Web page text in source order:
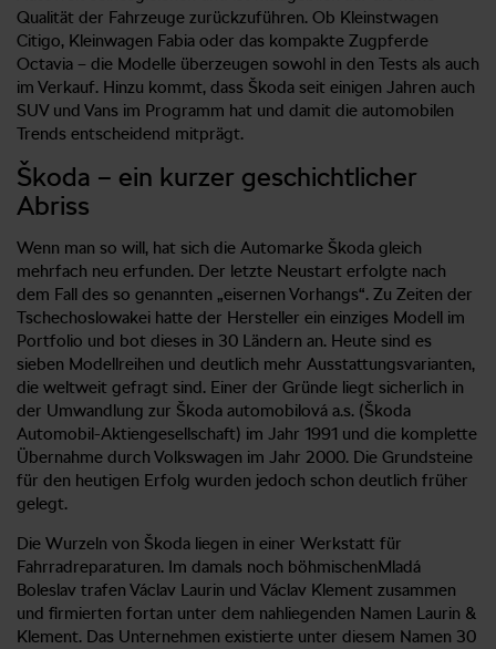
Qualität der Fahrzeuge zurückzuführen. Ob Kleinstwagen
Citigo, Kleinwagen Fabia oder das kompakte Zugpferde
Octavia – die Modelle überzeugen sowohl in den Tests als auch
im Verkauf. Hinzu kommt, dass Škoda seit einigen Jahren auch
SUV und Vans im Programm hat und damit die automobilen
Trends entscheidend mitprägt.
Škoda – ein kurzer geschichtlicher
Abriss
Wenn man so will, hat sich die Automarke Škoda gleich
mehrfach neu erfunden. Der letzte Neustart erfolgte nach
dem Fall des so genannten „eisernen Vorhangs“. Zu Zeiten der
Tschechoslowakei hatte der Hersteller ein einziges Modell im
Portfolio und bot dieses in 30 Ländern an. Heute sind es
sieben Modellreihen und deutlich mehr Ausstattungsvarianten,
die weltweit gefragt sind. Einer der Gründe liegt sicherlich in
der Umwandlung zur Škoda automobilová a.s. (Škoda
Automobil-Aktiengesellschaft) im Jahr 1991 und die komplette
Übernahme durch Volkswagen im Jahr 2000. Die Grundsteine
für den heutigen Erfolg wurden jedoch schon deutlich früher
gelegt.
Die Wurzeln von Škoda liegen in einer Werkstatt für
Fahrradreparaturen. Im damals noch böhmischenMladá
Boleslav trafen Václav Laurin und Václav Klement zusammen
und firmierten fortan unter dem nahliegenden Namen Laurin &
Klement. Das Unternehmen existierte unter diesem Namen 30